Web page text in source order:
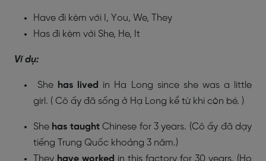
Have đi kèm với I, You, We, They
Has đi kèm với She, He, It
Ví dụ:
She has lived in Ha Long since she was a little
girl. ( Cô ấy đã sống ở Hạ Long kể từ khi còn bé. )
She has taughtChinese for 3 years. (Cô ấy đã dạy
tiếng Trung Quốc khoảng 3 năm.)
They have worked in this factory for 30 years. (Họ